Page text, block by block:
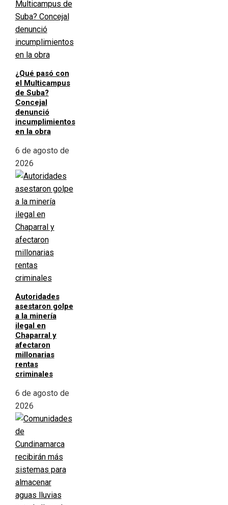
¿Qué pasó con
el Multicampus
de Suba?
Concejal
denunció
incumplimientos
en la obra
6 de agosto de
2026
Autoridades
asestaron golpe
a la minería
ilegal en
Chaparral y
afectaron
millonarias
rentas
criminales
6 de agosto de
2026